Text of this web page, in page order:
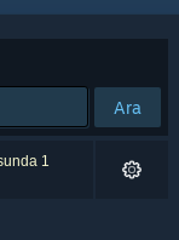
Ara
1